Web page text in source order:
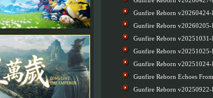
Gunfire Reborn v20260424-
Gunfire Reborn v20260205-
Gunfire Reborn v20251031-
Gunfire Reborn v20251025-
Gunfire Reborn v20251024-
Gunfire Reborn Echoes
Gunfire Reborn v20250922-